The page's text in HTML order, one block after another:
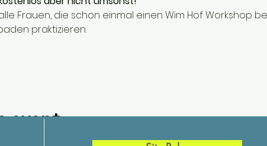
Frauen, die schon einmal einen Wim Hof Workshop
praktizieren.
event